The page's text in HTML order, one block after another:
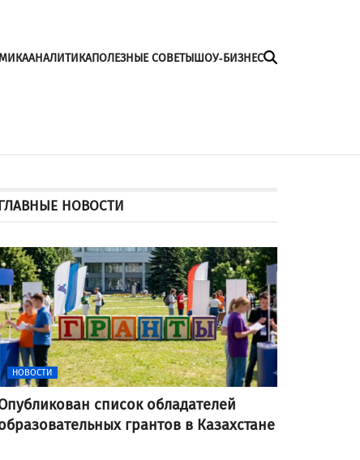
АНАЛИТИКАПОЛЕЗНЫЕ СОВЕТЫШОУ-БИЗНЕС
ГЛАВНЫЕ НОВОСТИ
НОВОСТИ
список обладателей
грантов в Казахстане